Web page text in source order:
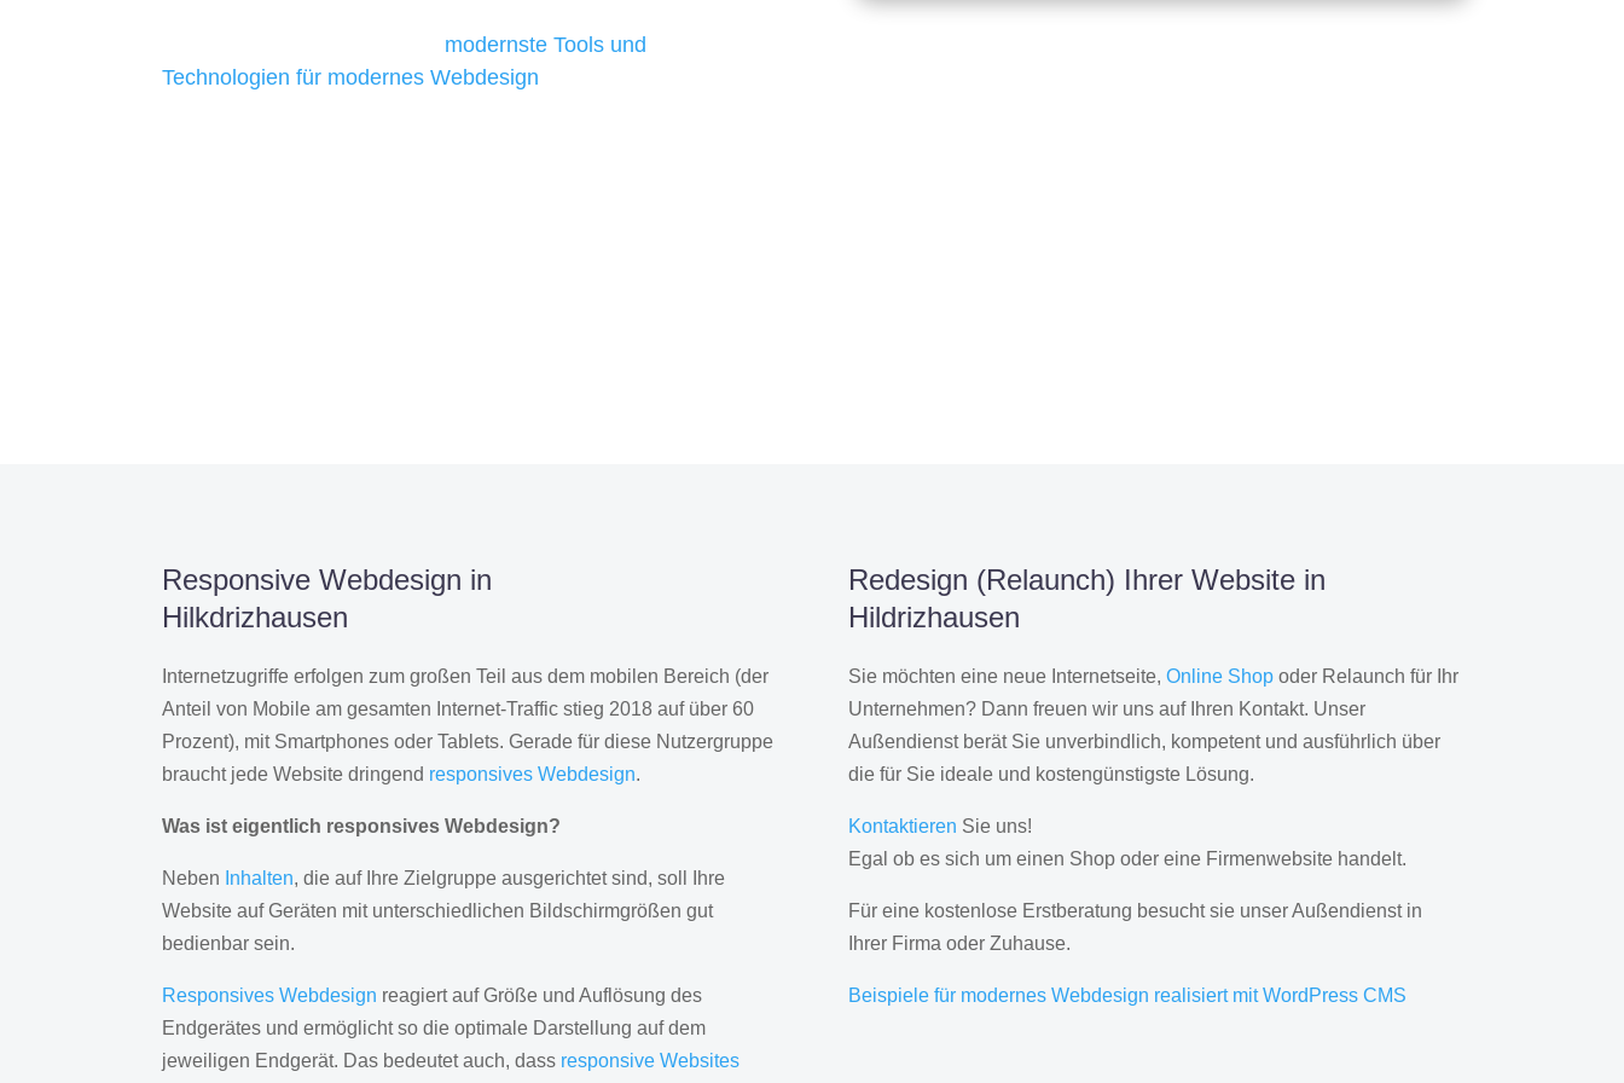
modernste Tools und
Technologien für modernes Webdesign
Responsive Webdesign in
Hilkdrizhausen
Internetzugriffe erfolgen zum großen Teil aus dem mobilen Bereich (der
Anteil von Mobile am gesamten Internet-Traffic stieg 2018 auf über 60
Prozent), mit Smartphones oder Tablets. Gerade für diese Nutzergruppe
braucht jede Website dringend responsives Webdesign.
Was ist eigentlich responsives Webdesign?
Neben Inhalten, die auf Ihre Zielgruppe ausgerichtet sind, soll Ihre
Website auf Geräten mit unterschiedlichen Bildschirmgrößen gut
bedienbar sein.
Responsives Webdesign reagiert auf Größe und Auflösung des
Endgerätes und ermöglicht so die optimale Darstellung auf dem
jeweiligen Endgerät. Das bedeutet auch, dass responsive Websites
Redesign (Relaunch) Ihrer Website in
Hildrizhausen
Sie möchten eine neue Internetseite, Online Shopoder Relaunch für Ihr
Unternehmen? Dann freuen wir uns auf Ihren Kontakt. Unser
Außendienst berät Sie unverbindlich, kompetent und ausführlich über
die für Sie ideale und kostengünstigste Lösung.
Kontaktieren Sie uns!
Egal ob es sich um einen Shop oder eine Firmenwebsite handelt.
Für eine kostenlose Erstberatung besucht sie unser Außendienst in
Ihrer Firma oder Zuhause.
Beispiele für modernes Webdesign realisiert mit WordPress CMS